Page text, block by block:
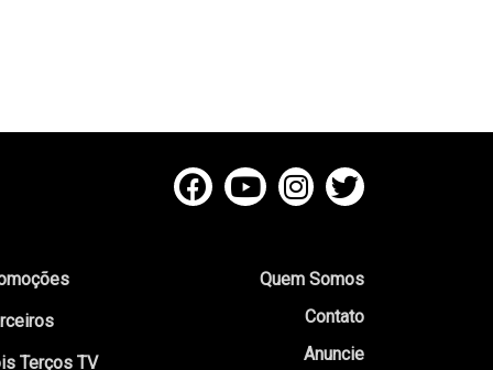
Terços TV
Quem Somos
Contato
Anuncie